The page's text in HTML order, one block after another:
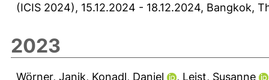
(ICIS 2024), 15.12.2024 - 18.12.2024, Bangkok,
2023
Wörner, Janik, Konadl, Daniel , Leist, Susanne